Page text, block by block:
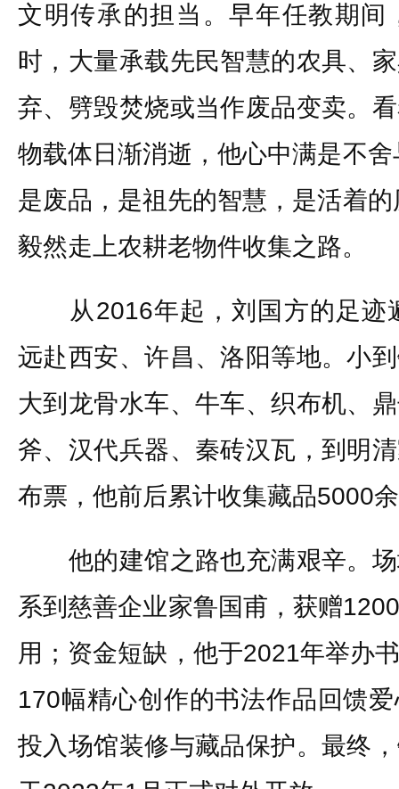
文明传承的担当。早年任教期间
时，大量承载先民智慧的农具、
弃、劈毁焚烧或当作废品变卖。
物载体日渐消逝，他心中满是不
是废品，是祖先的智慧，是活着
毅然走上农耕老物件收集之路。
从2016年起，刘国方的足迹
远赴西安、许昌、洛阳等地。小
大到龙骨水车、牛车、织布机、
斧、汉代兵器、秦砖汉瓦，到明
布票，他前后累计收集藏品5000
他的建馆之路也充满艰辛。场
系到慈善企业家鲁国甫，获赠
用；资金短缺，他于2021年举办
170幅精心创作的书法作品回馈
投入场馆装修与藏品保护。最终